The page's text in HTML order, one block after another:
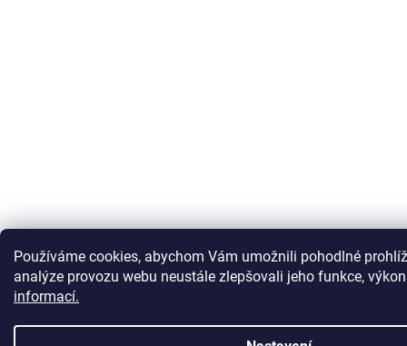
Používáme cookies, abychom Vám umožnili pohodlné
analýze provozu webu neustále zlepšovali jeho funkce,
informací.